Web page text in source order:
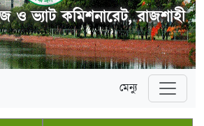
ও ভ্যাট কমিশনারেট, রাজশাহী
মেন্যু